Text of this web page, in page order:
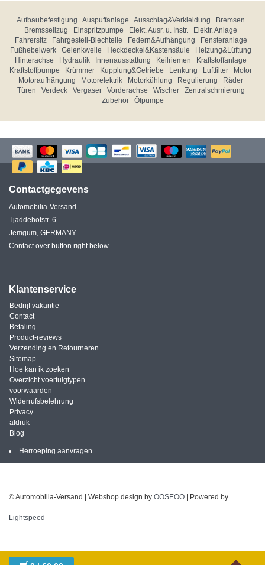
Aufbaubefestigung Auspuffanlage Ausschlag&Verkleidung
Bremsen
Bremsseilzug
Einspritzpumpe Elekt. Ausr. u. Instr.
Elektr. Anlage
Fahrersitz
Fahrgestell-Blechteile Federn&Aufhängung
Fensteranlage
Fußhebelwerk
Gelenkwelle Heckdeckel&Kastensäule
Heizung&Lüftung
Hinterachse
Hydraulik Innenausstattung Keilriemen
Kraftstoffanlage
Kraftstoffpumpe
Krümmer Kupplung&Getriebe Lenkung Luftfilter
Motor
Motoraufhängung
Motorelektrik Motorkühlung Regulierung
Räder
Türen
Verdeck Vergaser Vorderachse Wischer
Zentralschmierung
Zubehör
Ölpumpe
Contactgegevens
Automobilia-Versand
Tjaddehofstr. 6
Jemgum, GERMANY
Contact over button right below
Klantenservice
Bedrijf vakantie
Contact
Betaling
Product-reviews
Verzending en Retourneren
Sitemap
Hoe kan ik zoeken
Overzicht voertuigtypen
voorwaarden
Widerrufsbelehrung
Privacy
afdruk
Blog
Herroeping aanvragen
© Automobilia-Versand | Webshop design by OOSEOO | Powered by
Lightspeed